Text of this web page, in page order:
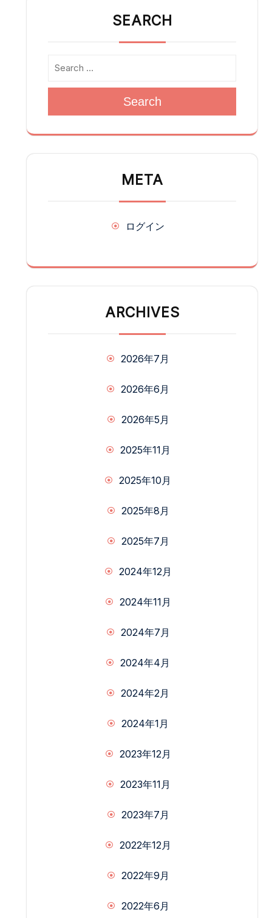
SEARCH
Search
META
ログイン
ARCHIVES
2026年7月
2026年6月
2026年5月
2025年11月
2025年10月
2025年8月
2025年7月
2024年12月
2024年11月
2024年7月
2024年4月
2024年2月
2024年1月
2023年12月
2023年11月
2023年7月
2022年12月
2022年9月
2022年6月